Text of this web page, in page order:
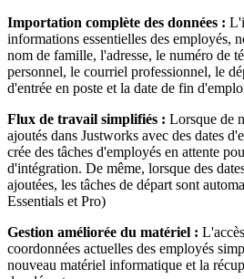
Importation complète des données :
informations essentielles des employés,
nom de famille, l'adresse, le numéro de
personnel, le courriel professionnel, le
d'entrée en poste et la date de fin
Flux de travail simplifiés : Lorsque de
ajoutés dans Justworks avec des dates
crée des tâches d'employés en attente
d'intégration. De même, lorsque des
ajoutées, les tâches de départ sont
Essentials et Pro)
Gestion améliorée du matériel :
coordonnées actuelles des employés
nouveau matériel informatique et la